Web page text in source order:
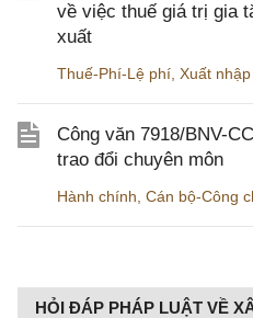
về việc thuế giá trị gia
xuất
Thuế-Phí-Lệ phí Xuất
Công văn 7918/BNV-
trao đổi chuyên môn
Hành chính Cán bộ-Công
HỎI ĐÁP PHÁP LUẬT VỀ